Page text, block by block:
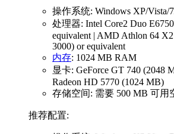
操作系统: Windows XP/Vista/
处理器: Intel Core2 Duo
equivalent | AMD Athlon 64
3000) or equivalent
内存: 1024 MB RAM
显卡: GeForce GT 740 (2048
Radeon HD 5770 (1024 MB)
存储空间: 需要 500 MB 可用
推荐配置: